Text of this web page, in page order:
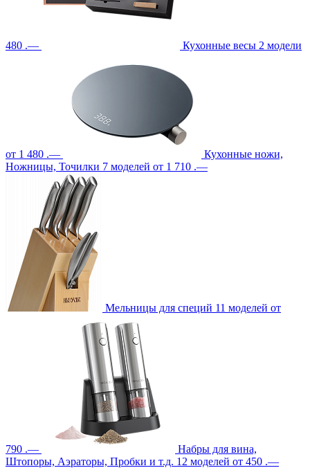
480 .— Кухонные весы 2 модели
от 1 480 .—
Кухонные ножи,
Ножницы, Точилки 7 моделей от 1 710 .—
Мельницы для специй 11 моделей от
790 .—
Набры для вина,
Штопоры, Аэраторы, Пробки и т.д. 12 моделей от 450 .—